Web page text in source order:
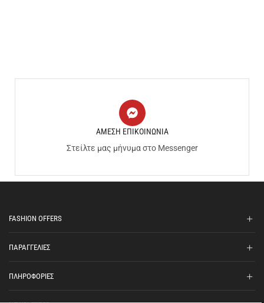
ΑΜΕΣΗ ΕΠΙΚΟΙΝΩΝΙΑ
Στείλτε μας μήνυμα στο Messenger
FASHION OFFERS
ΠΑΡΑΓΓΕΛΙΕΣ
ΠΛΗΡΟΦΟΡΙΕΣ